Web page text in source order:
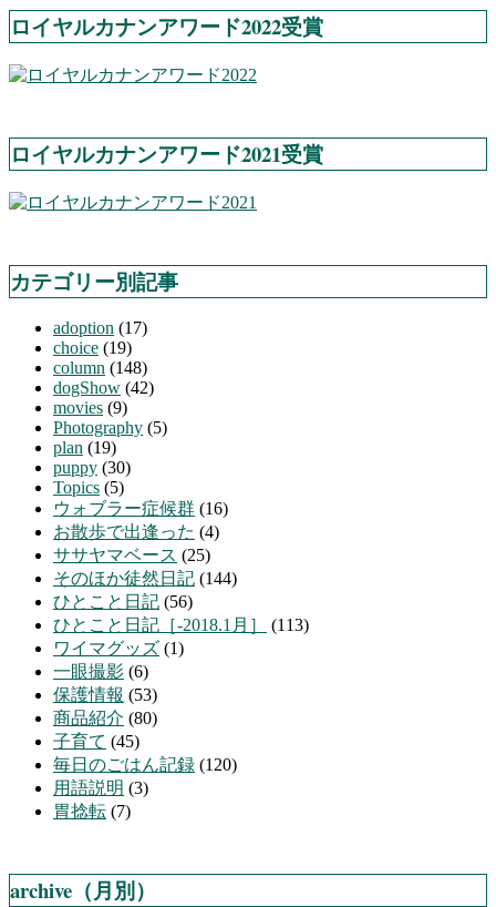
ロイヤルカナンアワード2022受賞
ロイヤルカナンアワード2021受賞
カテゴリー別記事
adoption (17)
choice (19)
column (148)
dogShow (42)
movies (9)
Photography (5)
plan (19)
puppy (30)
Topics (5)
ウォブラー症候群 (16)
お散歩で出逢った (4)
ササヤマベース (25)
そのほか徒然日記 (144)
ひとこと日記 (56)
ひとこと日記［-2018.1月］
(113)
ワイマグッズ (1)
一眼撮影 (6)
保護情報 (53)
商品紹介 (80)
子育て (45)
毎日のごはん記録 (120)
用語説明 (3)
胃捻転 (7)
archive（月別）